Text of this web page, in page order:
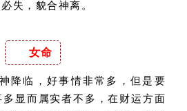
失，貌合神离。
女命
降临，好事情非常多，但是要
显而属实者不多，在财运方面